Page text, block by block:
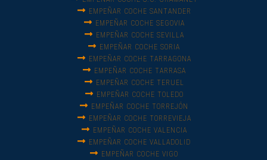
EMPEÑAR COCHE SANTANDER
EMPEÑAR COCHE SEGOVIA
EMPEÑAR COCHE SEVILLA
EMPEÑAR COCHE SORIA
EMPEÑAR COCHE TARRAGONA
EMPEÑAR COCHE TARRASA
EMPEÑAR COCHE TERUEL
EMPEÑAR COCHE TOLEDO
EMPEÑAR COCHE TORREJÓN
EMPEÑAR COCHE TORREVIEJA
EMPEÑAR COCHE VALENCIA
EMPEÑAR COCHE VALLADOLID
EMPEÑAR COCHE VIGO